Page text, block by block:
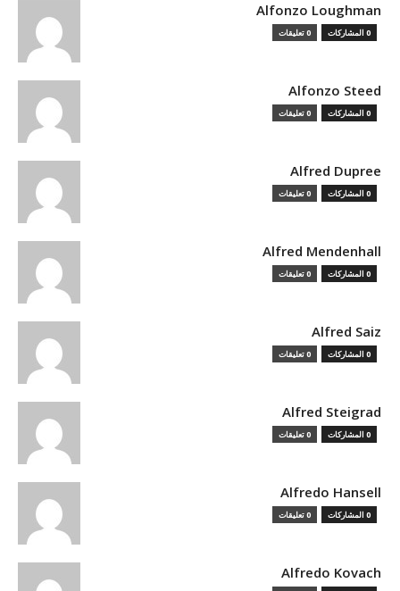
Alfonzo Loughman
0 المشاركات 0 تعليقات
Alfonzo Steed
0 المشاركات 0 تعليقات
Alfred Dupree
0 المشاركات 0 تعليقات
Alfred Mendenhall
0 المشاركات 0 تعليقات
Alfred Saiz
0 المشاركات 0 تعليقات
Alfred Steigrad
0 المشاركات 0 تعليقات
Alfredo Hansell
0 المشاركات 0 تعليقات
Alfredo Kovach